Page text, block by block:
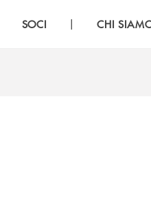
SOCI | CHI